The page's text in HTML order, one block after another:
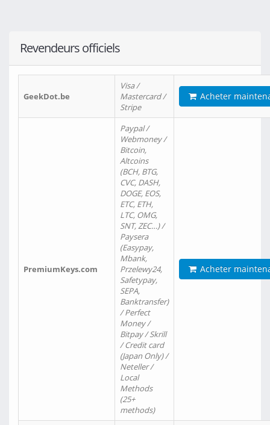
Revendeurs officiels
GeekDot.be
Visa /
Mastercard /
Stripe
Acheter
PremiumKeys.com
Paypal /
Webmoney /
Bitcoin,
Altcoins
(BCH, BTG,
CVC, DASH,
DOGE, EOS,
ETC, ETH,
LTC, OMG,
SNT, ZEC…) /
Paysera
(Easypay,
Mbank,
Przelewy24,
Safetypay,
SEPA,
Banktransfer)
/ Perfect
Money /
Bitpay / Skrill
/ Credit card
(Japan Only) /
Neteller /
Local
Methods
(25+
methods)
Acheter